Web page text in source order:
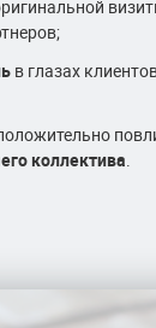
в глазах
коллектива.